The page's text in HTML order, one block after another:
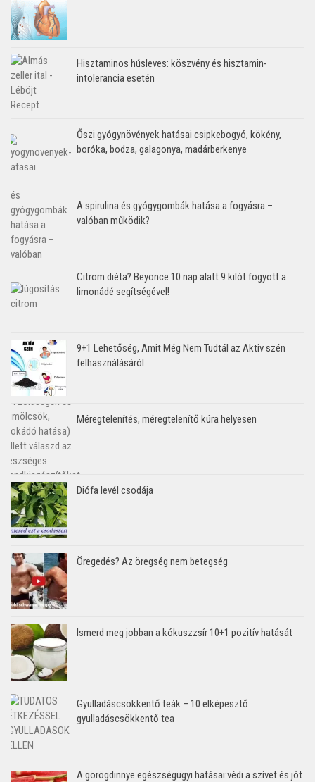
Hisztaminos húsleves: köszvény és hisztamin-
intolerancia esetén
Őszi gyógynövények hatásai csipkebogyó, kökény,
boróka, bodza, galagonya, madárberkenye
A spirulina és gyógygombák hatása a fogyásra –
valóban működik?
Citrom diéta? Beyonce 10 nap alatt 9 kilót fogyott a
limonádé segítségével!
9+1 Lehetőség, Amit Még Nem Tudtál az Aktiv szén
felhasználásáról
Méregtelenítés, méregtelenítő kúra helyesen
Diófa levél csodája
Öregedés? Az öregség nem betegség
Ismerd meg jobban a kókuszzsír 10+1 pozitív hatását
Gyulladáscsökkentő teák – 10 elképesztő
gyulladáscsökkentő tea
A görögdinnye egészségügyi hatásai:védi a szívet és jót